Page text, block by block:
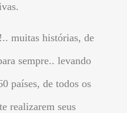
muitas histórias, de
sempre.. levando
países, de todos os
realizarem seus